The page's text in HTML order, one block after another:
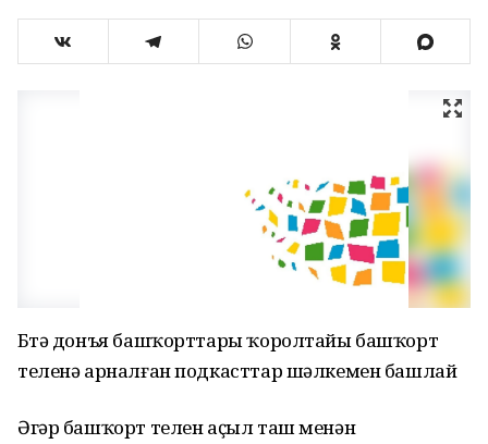
Бөтә донъя башҡорттары ҡоролтайы башҡорт
теленә арналған подкасттар шәлкемен башлай
Әгәр башҡорт телен аҫыл таш менән